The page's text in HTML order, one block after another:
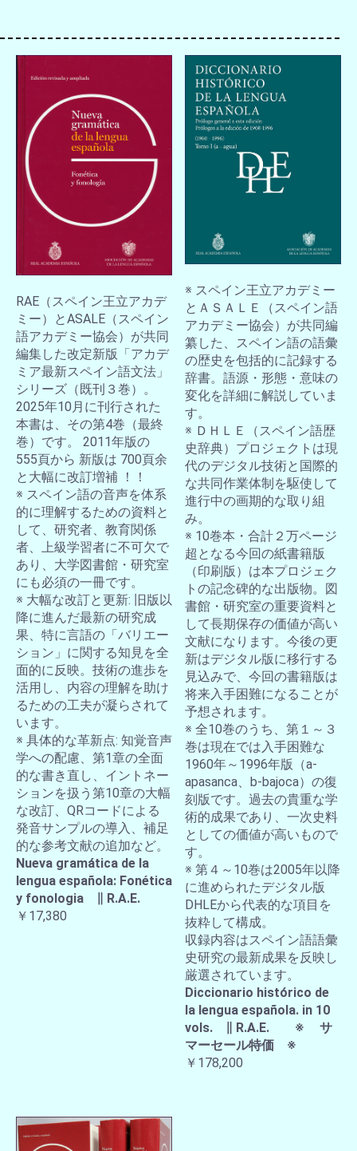
RAE（スペイン王立アカデ
ミー）とASALE（スペイン
語アカデミー協会）が共同
編集した改定新版「アカデ
ミア最新スペイン語文法」
シリーズ（既刊３巻）。
2025年10月に刊行された
本書は、その第4巻（最終
巻）です。 2011年版の
555頁から 新版は 700頁余
と大幅に改訂増補 ！！
※ スペイン語の音声を体系
的に理解するための資料と
して、研究者、教育関係
者、上級学習者に不可欠で
あり、大学図書館・研究室
にも必須の一冊です。
※ 大幅な改訂と更新: 旧版以
降に進んだ最新の研究成
果、特に言語の「バリエー
ション」に関する知見を全
面的に反映。技術の進歩を
活用し、内容の理解を助け
るための工夫が凝らされて
います。
※ 具体的な革新点: 知覚音声
学への配慮、第1章の全面
的な書き直し、イントネー
ションを扱う第10章の大幅
な改訂、QRコードによる
発音サンプルの導入、補足
的な参考文献の追加など。
Nueva gramática de la
lengua española: Fonética
y fonologia ∥ R.A.E.
￥17,380
※ スペイン王立アカデミー
とＡＳＡＬＥ（スペイン語
アカデミー協会）が共同編
纂した、スペイン語の語彙
の歴史を包括的に記録する
辞書。語源・形態・意味の
変化を詳細に解説していま
す。
※ ＤＨＬＥ（スペイン語歴
史辞典）プロジェクトは現
代のデジタル技術と国際的
な共同作業体制を駆使して
進行中の画期的な取り組
み。
※ 10巻本・合計２万ページ
超となる今回の紙書籍版
（印刷版）は本プロジェク
トの記念碑的な出版物。図
書館・研究室の重要資料と
して長期保存の価値が高い
文献になります。今後の更
新はデジタル版に移行する
見込みで、今回の書籍版は
将来入手困難になることが
予想されます。
※ 全10巻のうち、第１～３
巻は現在では入手困難な
1960年～1996年版（a-
apasanca、b-bajoca）の復
刻版です。過去の貴重な学
術的成果であり、一次史料
としての価値が高いもので
す。
※ 第４～10巻は2005年以降
に進められたデジタル版
DHLEから代表的な項目を
抜粋して構成。
収録内容はスペイン語語彙
史研究の最新成果を反映し
厳選されています。
Diccionario histórico de
la lengua española. in 10
vols. ∥ R.A.E. ※ サ
マーセール特価 ※
￥178,200